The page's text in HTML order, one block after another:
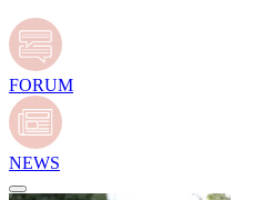
FORUM
NEWS